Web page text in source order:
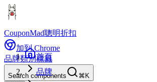
CouponMad聰明折扣
加到 Chrome
品牌類別標籤
Search components
⌘K
首頁
品牌